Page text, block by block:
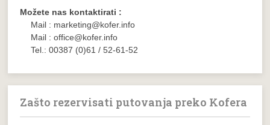
Možete nas kontaktirati :
Mail : marketing@kofer.info
Mail : office@kofer.info
Tel.: 00387 (0)61 / 52-61-52
Zašto rezervisati putovanja preko Kofera